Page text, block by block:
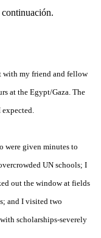
with my friend and fellow
at the Egypt/Gaza. The
were given minutes to
UN schools; I
out the window at fields
and I visited two
scholarships-severely